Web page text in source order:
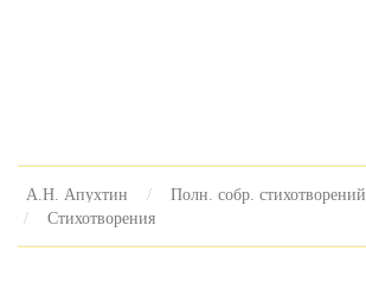
А.Н. Апухтин
Полн. собр. стихотворений
Стихотворения